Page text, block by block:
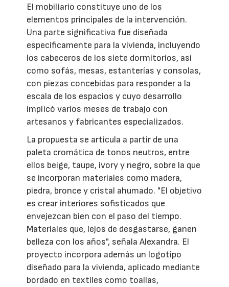
El mobiliario constituye uno de los
elementos principales de la intervención.
Una parte significativa fue diseñada
específicamente para la vivienda, incluyendo
los cabeceros de los siete dormitorios, así
como sofás, mesas, estanterías y consolas,
con piezas concebidas para responder a la
escala de los espacios y cuyo desarrollo
implicó varios meses de trabajo con
artesanos y fabricantes especializados.
La propuesta se articula a partir de una
paleta cromática de tonos neutros, entre
ellos beige, taupe, ivory y negro, sobre la que
se incorporan materiales como madera,
piedra, bronce y cristal ahumado. "El objetivo
es crear interiores sofisticados que
envejezcan bien con el paso del tiempo.
Materiales que, lejos de desgastarse, ganen
belleza con los años", señala Alexandra. El
proyecto incorpora además un logotipo
diseñado para la vivienda, aplicado mediante
bordado en textiles como toallas,